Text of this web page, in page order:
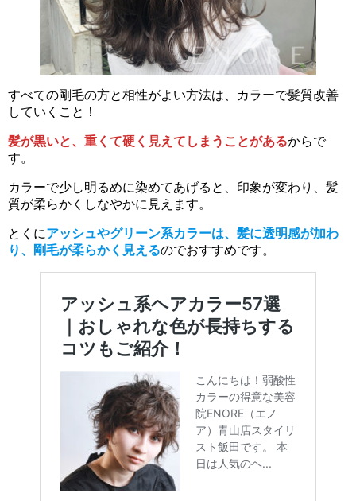
すべての剛毛の方と相性がよい方法は、カラーで髪質改善
していくこと！
髪が黒いと、重くて硬く見えてしまうことがあるからで
す。
カラーで少し明るめに染めてあげると、印象が変わり、髪
質が柔らかくしなやかに見えます。
とくにアッシュやグリーン系カラーは、髪に透明感が加わ
り、剛毛が柔らかく見えるのでおすすめです。